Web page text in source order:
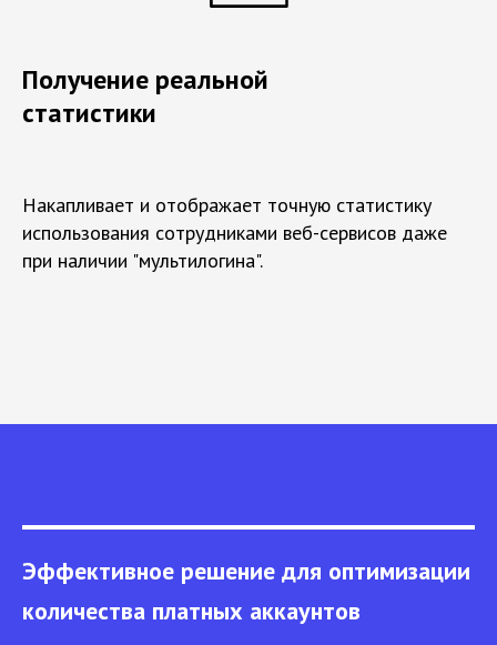
Получение реальной
статистики
Накапливает и отображает точную статистику
использования сотрудниками веб-сервисов даже
при наличии "мультилогина".
Эффективное решение для оптимизации
количества платных аккаунтов